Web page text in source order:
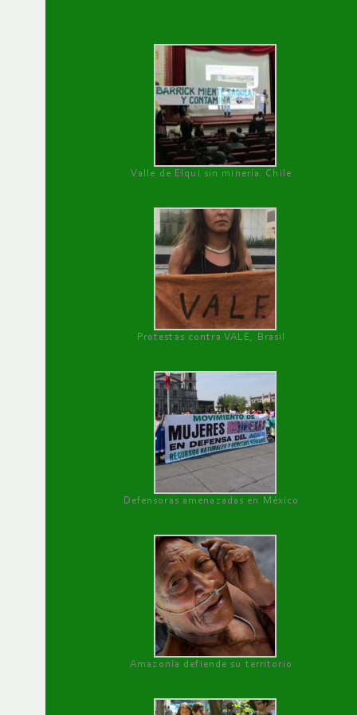
Valle de Elqui sin minería. Chile
Protestas contra VALE, Brasil
Defensoras amenazadas en México
Amazonía defiende su territorio